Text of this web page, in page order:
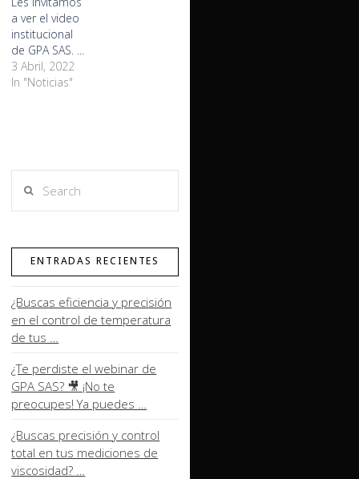
a ver el video
institucional
de GPA SAS. ...
3 Abril, 2022
In "Noticias"
ENTRADAS RECIENTES
¿Buscas eficiencia y precisión
en el control de temperatura
de tus …
¿Te perdiste el webinar de
GPA SAS? 🎥 ¡No te
preocupes! Ya puedes …
¿Buscas precisión y control
total en tus mediciones de
viscosidad? …